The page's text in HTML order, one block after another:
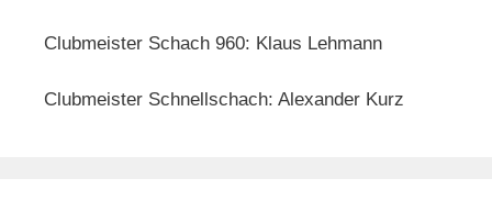
Clubmeister Schach 960: Klaus Lehmann
Clubmeister Schnellschach: Alexander Kurz